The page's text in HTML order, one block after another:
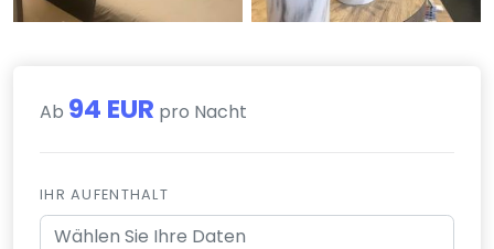
Ab 94 EUR pro Nacht
IHR AUFENTHALT